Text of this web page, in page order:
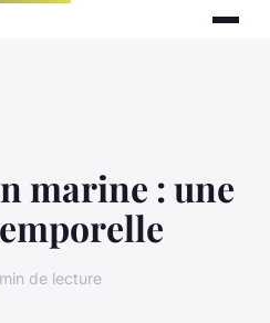
marine : une
de lecture